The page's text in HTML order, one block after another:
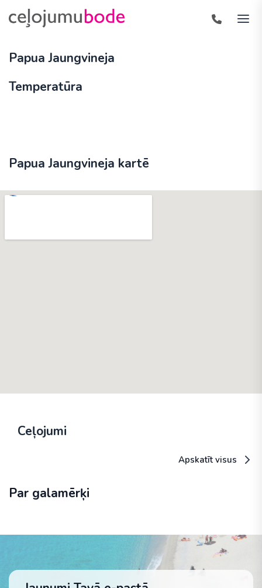
Papua Jaungvineja
Temperatūra
Papua Jaungvineja kartē
Ceļojumi
Apskatīt visus
Par galamērķi